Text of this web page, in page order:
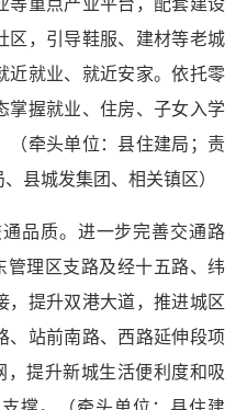
区，引导鞋服、建材等老城
近就业、就近安家。依托零
掌握就业、住房、子女入学
（牵头单位：县住建局；责
县城发集团、相关镇区）
品质。进一步完善交通路
管理区支路及经十五路、纬
，提升双港大道，推进城区
、站前南路、西路延伸段项
，提升新城生活便利度和吸